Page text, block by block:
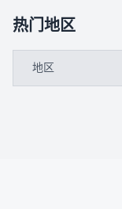
热门地区
地区